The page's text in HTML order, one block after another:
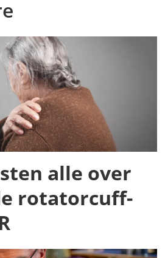
alle over
rotatorcuff-